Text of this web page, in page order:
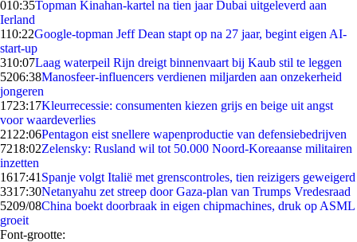
010:35Topman Kinahan-kartel na tien jaar Dubai uitgeleverd aan
Ierland
110:22Google-topman Jeff Dean stapt op na 27 jaar, begint eigen AI-
start-up
310:07Laag waterpeil Rijn dreigt binnenvaart bij Kaub stil te leggen
5206:38Manosfeer-influencers verdienen miljarden aan onzekerheid
jongeren
1723:17Kleurrecessie: consumenten kiezen grijs en beige uit angst
voor waardeverlies
21 22:06Pentagon eist snellere wapenproductie van defensiebedrijven
7218:02Zelensky: Rusland wil tot 50.000 Noord-Koreaanse militairen
inzetten
1617:41 Spanje volgt Italië met grenscontroles, tien reizigers geweigerd
3317:30Netanyahu zet streep door Gaza-plan van Trumps Vredesraad
5209/08China boekt doorbraak in eigen chipmachines, druk op ASML
groeit
Font-grootte: